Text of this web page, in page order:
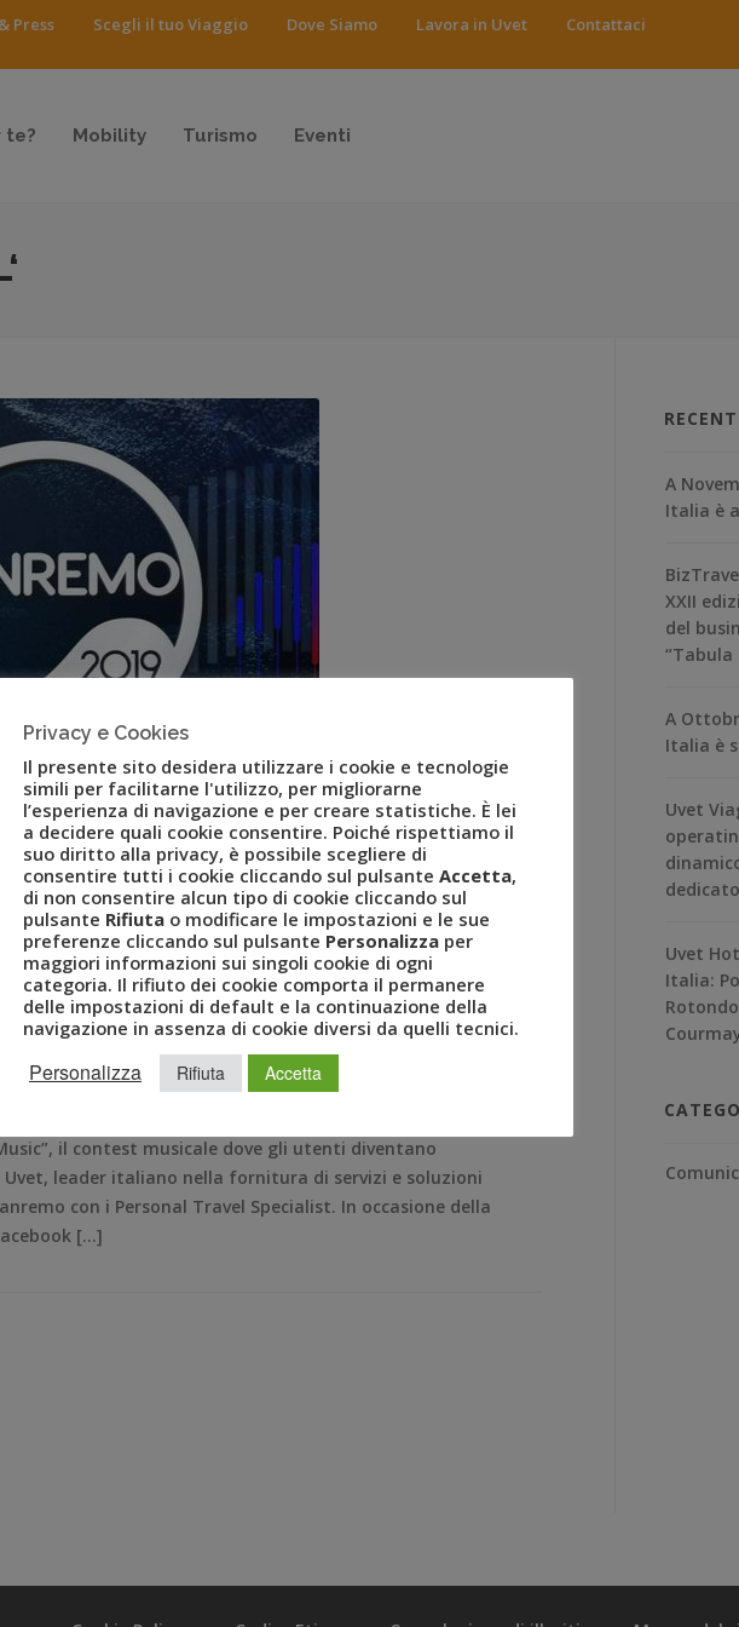
Press Scegli il tuo Viaggio Dove Siamo Lavora in Uvet Contattaci
te? Mobility Turismo Eventi
di Uvet tornano a Sanremo
TRAVEL SPECIALIST,PLAYLIST,PTS,SANREMO,SPOTIFY,
il contest musicale dove gli utenti diventano
leader italiano nella fornitura di servizi e soluzioni
con i Personal Travel Specialist. In occasione della
[…]
A
Italia è
XXII
del
“Tabula
A
Italia è
Uvet
Uvet
Italia:
Privacy e Cookies
Il presente sito desidera utilizzare i cookie e tecnologie
simili per facilitarne l'utilizzo, per migliorarne
l’esperienza di navigazione e per creare statistiche. È lei
a decidere quali cookie consentire. Poiché rispettiamo il
suo diritto alla privacy, è possibile scegliere di
consentire tutti i cookie cliccando sul pulsante Accetta,
di non consentire alcun tipo di cookie cliccando sul
pulsante Rifiuta o modificare le impostazioni e le sue
preferenze cliccando sul pulsante Personalizza per
maggiori informazioni sui singoli cookie di ogni
categoria. Il rifiuto dei cookie comporta il permanere
delle impostazioni di default e la continuazione della
navigazione in assenza di cookie diversi da quelli tecnici.
Personalizza Rifiuta Accetta